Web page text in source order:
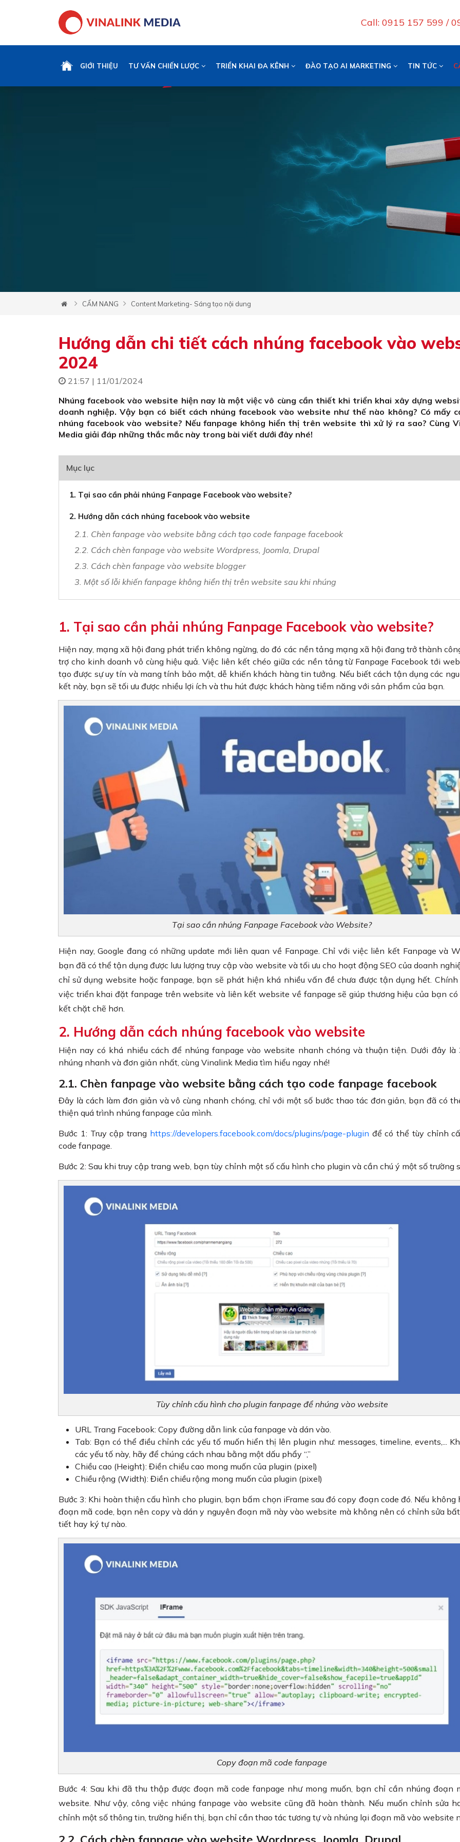
Call: 0915 157 599 /
GIỚI THIỆU TƯ VẤN CHIẾN LƯỢC TRIỂN KHAI ĐA KÊNH ĐÀO TẠO AI MARKETING TIN TỨC
CẨM NANG Content Marketing- Sáng tạo nội dung
Hướng dẫn chi tiết cách nhúng facebook vào
2024
21:57 | 11/01/2024
Nhúng facebook vào website hiện nay là một việc vô cùng cần thiết khi triển khai xây dựng
doanh nghiệp. Vậy bạn có biết cách nhúng facebook vào website như thế nào không? Có mấy
nhúng facebook vào website? Nếu fanpage không hiển thị trên website thì xử lý ra sao? Cùng
Media giải đáp những thắc mắc này trong bài viết dưới đây nhé!
Mục lục
1. Tại sao cần phải nhúng Fanpage Facebook vào website?
2. Hướng dẫn cách nhúng facebook vào website
2.1. Chèn fanpage vào website bằng cách tạo code fanpage facebook
2.2. Cách chèn fanpage vào website Wordpress, Joomla, Drupal
2.3. Cách chèn fanpage vào website blogger
3. Một số lỗi khiến fanpage không hiển thị trên website sau khi nhúng
1. Tại sao cần phải nhúng Fanpage Facebook vào website?
Hiện nay, mạng xã hội đang phát triển không ngừng, do đó các nền tảng mạng xã hội đang trở thành
trợ cho kinh doanh vô cùng hiệu quả. Việc liên kết chéo giữa các nền tảng từ Fanpage Facebook tới
tạo được sự uy tín và mang tính bảo mật, dễ khiến khách hàng tin tưởng. Nếu biết cách tận dụng các
kết này, bạn sẽ tối ưu được nhiều lợi ích và thu hút được khách hàng tiềm năng với sản phẩm của bạn.
Tại sao cần nhúng Fanpage Facebook vào Website?
Hiện nay, Google đang có những update mới liên quan về Fanpage. Chỉ với việc liên kết Fanpage và
bạn đã có thể tận dụng được lưu lượng truy cập vào website và tối ưu cho hoạt động SEO của doanh
chỉ sử dụng website hoặc fanpage, bạn sẽ phát hiện khá nhiều vấn đề chưa được tận dụng hết. Chính
việc triển khai đặt fanpage trên website và liên kết website về fanpage sẽ giúp thương hiệu của bạn có
kết chặt chẽ hơn.
2. Hướng dẫn cách nhúng facebook vào website
Hiện nay có khá nhiều cách để nhúng fanpage vào website nhanh chóng và thuận tiện. Dưới đây là
nhúng nhanh và đơn giản nhất, cùng Vinalink Media tìm hiểu ngay nhé!
2.1. Chèn fanpage vào website bằng cách tạo code fanpage facebook
Đây là cách làm đơn giản và vô cùng nhanh chóng, chỉ với một số bước thao tác đơn giản, bạn đã có
thiện quá trình nhúng fanpage của mình.
Bước 1: Truy cập trang https://developers.facebook.com/docs/plugins/page-plugin để có thể tùy chỉnh
code fanpage.
Bước 2: Sau khi truy cập trang web, bạn tùy chỉnh một số cấu hình cho plugin và cần chú ý một số trường
Tùy chỉnh cấu hình cho plugin fanpage để nhúng vào website
URL Trang Facebook: Copy đường dẫn link của fanpage và dán vào.
Tab: Bạn có thể điều chỉnh các yếu tố muốn hiển thị lên plugin như: messages, timeline, events,...
các yếu tố này, hãy để chúng cách nhau bằng một dấu phẩy “,”
Chiều cao (Height): Điền chiều cao mong muốn của plugin (pixel)
Chiều rộng (Width): Điền chiều rộng mong muốn của plugin (pixel)
Bước 3: Khi hoàn thiện cấu hình cho plugin, bạn bấm chọn iFrame sau đó copy đoạn code đó. Nếu không
đoạn mã code, bạn nên copy và dán y nguyên đoạn mã này vào website mà không nên có chỉnh sửa
tiết hay ký tự nào.
Copy đoạn mã code fanpage
Bước 4: Sau khi đã thu thập được đoạn mã code fanpage như mong muốn, bạn chỉ cần nhúng đoạn
website. Như vậy, công việc nhúng fanpage vào website cũng đã hoàn thành. Nếu muốn chỉnh sửa
chỉnh một số thông tin, trường hiển thị, bạn chỉ cần thao tác tương tự và nhúng lại đoạn mã vào website